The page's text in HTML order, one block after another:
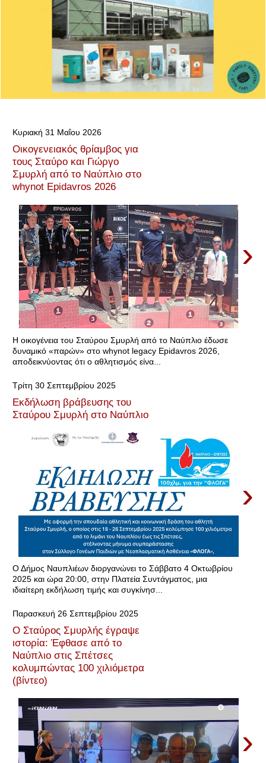
Κυριακή 31 Μαΐου 2026
Οικογενειακός θρίαμβος για
τους Σταύρο και Γιώργο
Σμυρλή από το Ναύπλιο στο
whynot Epidavros 2026
›
Η οικογένεια του Σταύρου Σμυρλή από το Ναύπλιο έδωσε
δυναμικό «παρών» στο whynot legacy Epidavros 2026,
αποδεικνύοντας ότι ο αθλητισμός είνα...
Τρίτη 30 Σεπτεμβρίου 2025
Εκδήλωση βράβευσης του
Σταύρου Σμυρλή στο Ναύπλιο
›
Ο Δήμος Ναυπλιέων διοργανώνει το Σάββατο 4 Οκτωβρίου
2025 και ώρα 20:00, στην Πλατεία Συντάγματος, μια
ιδιαίτερη εκδήλωση τιμής και συγκίνησ...
Παρασκευή 26 Σεπτεμβρίου 2025
Ο Σταύρος Σμυρλής έγραψε
ιστορία: Έφθασε από το
Ναύπλιο στις Σπέτσες
κολυμπώντας 100 χιλιόμετρα
(βίντεο)
›